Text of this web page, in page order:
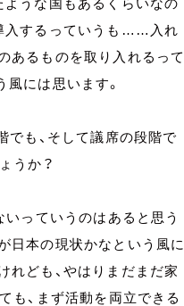
ような国もあるくらいなの
入するっていうも……入れ
あるものを取り入れるって
には思います。
でも、そして議席の段階で
うか？
いっていうのはあると思う
日本の現状かなという風に
れども、やはりまだまだ家
も、まず活動を両立できる